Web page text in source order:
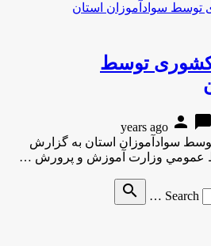
کشوری توسط
person chat_bubble
توسط سوادآموزان استان به گزارش
عمومي وزارت آموزش و پرورش …
Search …
search